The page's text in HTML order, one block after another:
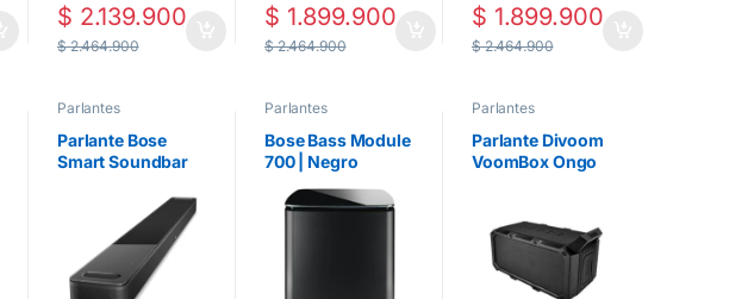
$ 2.139.900
$2.464.900
$ 1.899.900
$2.464.900
$ 1.899.900
$2.464.900
Parlantes
Parlante Bose
Smart Soundbar
Parlantes
Bose Bass Module
700 | Negro
Parlantes
Parlante Divoom
VoomBox Ongo